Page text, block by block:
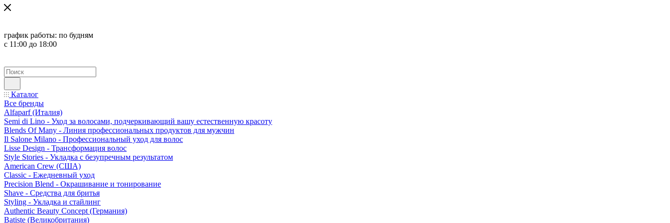
график работы: по будням
с 11:00 до 18:00
Каталог
Все бренды
Alfaparf (Италия)
Semi di Lino - Уход за волосами, подчеркивающий вашу естественную красоту
Blends Of Many - Линия профессиональных продуктов для мужчин
Il Salone Milano - Профессиональный уход для волос
Lisse Design - Трансформация волос
Style Stories - Укладка с безупречным результатом
American Crew (США)
Classic - Ежедневный уход
Precision Blend - Окрашивание и тонирование
Shave - Средства для бритья
Styling - Укладка и стайлинг
Authentic Beauty Concept (Германия)
Batiste (Великобритания)